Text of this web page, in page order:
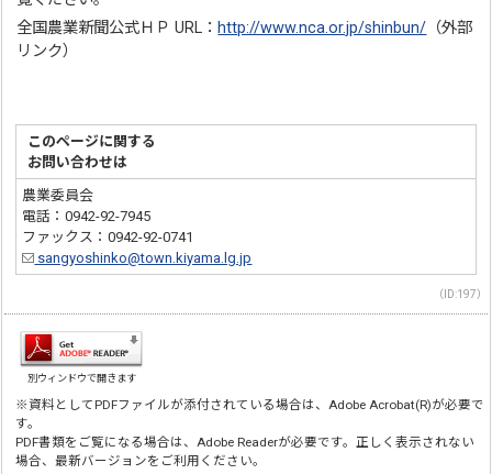
全国農業新聞公式ＨＰ URL： http://www.nca.or.jp/shinbun/ （外部
リンク）
このページに関する
お問い合わせは
農業委員会
電話：0942-92-7945
ファックス：0942-92-0741
sangyoshinko@town.kiyama.lg.jp
（ID:197）
別ウィンドウで開きます
※資料としてPDFファイルが添付されている場合は、Adobe Acrobat(R)が必要で
す。
PDF書類をご覧になる場合は、Adobe Readerが必要です。正しく表示されない
場合、最新バージョンをご利用ください。